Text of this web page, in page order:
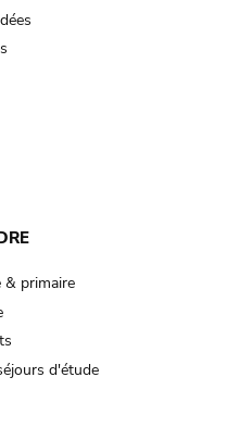
& primaire
d'étude